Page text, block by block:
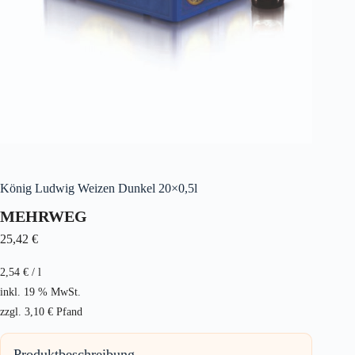
König Ludwig Weizen Dunkel 20×0,5l
MEHRWEG
25,42 €
2,54 € / l
inkl. 19 % MwSt.
zzgl. 3,10 € Pfand